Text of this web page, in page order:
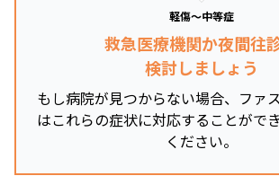
軽傷～中等症
救急医療機関か夜間往
検討しましょう
もし病院が見つからない場合、ファ
はこれらの症状に対応することがで
ください。